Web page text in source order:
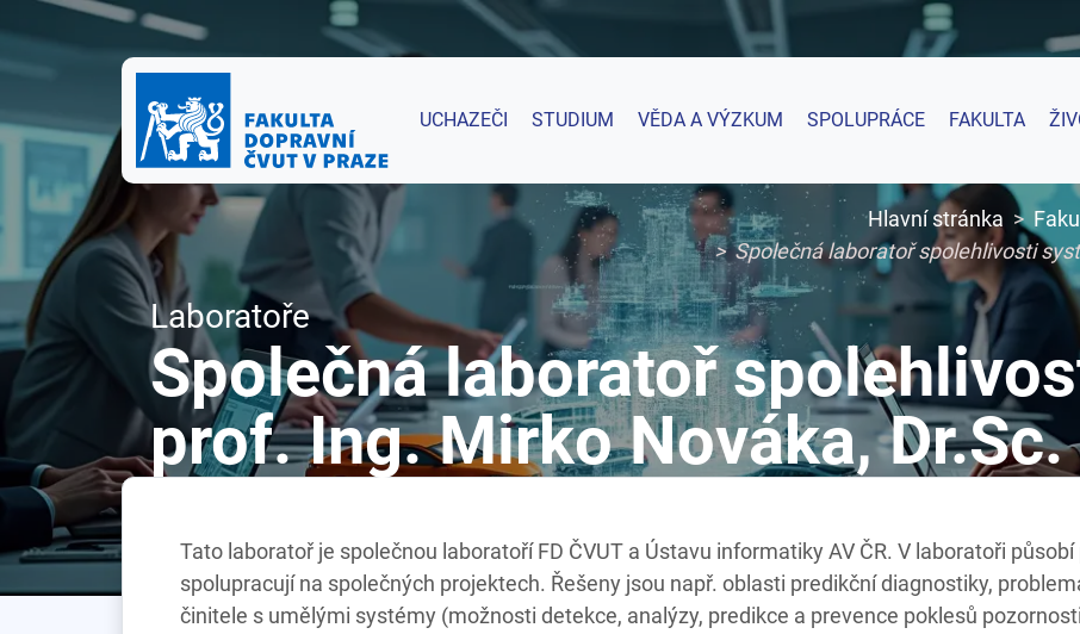
UCHAZEČI STUDIUM VĚDA A VÝZKUM SPOLUPRÁCE FAKULTA
Hlavní stránka
Společná laboratoř spolehlivosti
Laboratoře
Společná laboratoř
prof. Ing. Mirko Nováka, Dr.Sc.
Tato laboratoř je společnou laboratoří FD ČVUT a Ústavu informatiky AV ČR. V laboratoři
spolupracují na společných projektech. Řešeny jsou např. oblasti predikční diagnostiky,
činitele s umělými systémy (možnosti detekce, analýzy, predikce a prevence poklesů